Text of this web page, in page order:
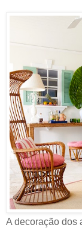
A decoração dos